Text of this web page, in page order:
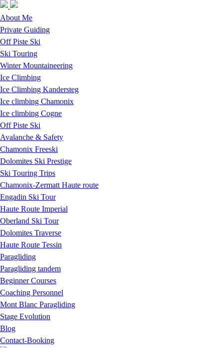
Skip to navigation
Skip to main content
About Me
Private Guiding
Off Piste Ski
Ski Touring
Winter Mountaineering
Ice Climbing
Ice Climbing Kandersteg
Ice climbing Chamonix
Ice climbing Cogne
Off Piste Ski
Avalanche & Safety
Chamonix Freeski
Dolomites Ski Prestige
Ski Touring Trips
Chamonix-Zermatt Haute route
Engadin Ski Tour
Haute Route Imperial
Oberland Ski Tour
Dolomites Traverse
Haute Route Tessin
Paragliding
Paragliding tandem
Beginner Courses
Coaching Personnel
Mont Blanc Paragliding
Stage Evolution
Blog
Contact-Booking